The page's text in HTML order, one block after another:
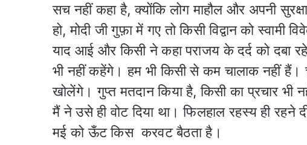
सच नहीं कहा है, क्योंकि लोग माहौल और अपनी
हो, मोदी जी गुफ़ा में गए तो किसी विद्वान को
याद आई और किसी ने कहा पराजय के दर्द को दबा
भी नहीं कहेंगे। हम भी किसी से कम चालाक नहीं हैं।
खोलेंगे। गुप्त मतदान किया है, किसी का प्रचार भी
मैं ने उसे ही वोट दिया था। फिलहाल रहस्य ही
मई को ऊँट किस करवट बैठता है।